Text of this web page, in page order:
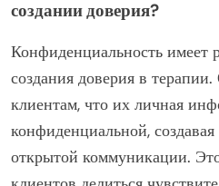
создании доверия?
Конфиденциальность имеет
создания доверия в
клиентам, что их личная
конфиденциальной,
открытой коммуникации.